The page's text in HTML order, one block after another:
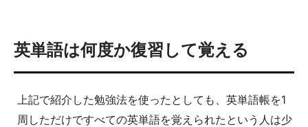
英単語は何度か復習して覚える
上記で紹介した勉強法を使ったとしても、英単語帳を1
周しただけですべての英単語を覚えられたという人は少